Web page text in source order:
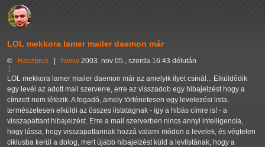
LOL mekkora lamer mailer daemon már
© Haszprus | hwsw 2003. nov 05., szerda 16:43 délután
1
LOL mekkora lamer mailer daemon már az amelyik ilyet csinál... Elküldődik
egy levél az adott mail szerverre, erre az visszadob egy hibajelzést hogy a
címzett nem létezik. A fogadó, amely történetesen egy levelezési lista,
természetesen elküldi az összes listatagnak - így a hibás címre is! - a
visszapattant hibajelzést. Erre a mail szerverben nincs annyi intelligencia,
hogy lássa, hogy visszapattannak hozzá valami módon a levelek, és végtelen
ciklusba kerül a dolog, mert újabb hibajelzést küld a levlistának, hogy a